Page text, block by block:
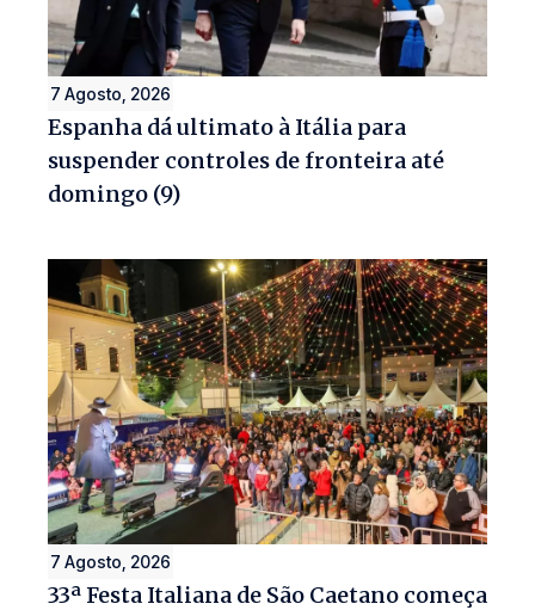
7 Agosto, 2026
Espanha dá ultimato à Itália para
suspender controles de fronteira até
domingo (9)
7 Agosto, 2026
33ª Festa Italiana de São Caetano começa